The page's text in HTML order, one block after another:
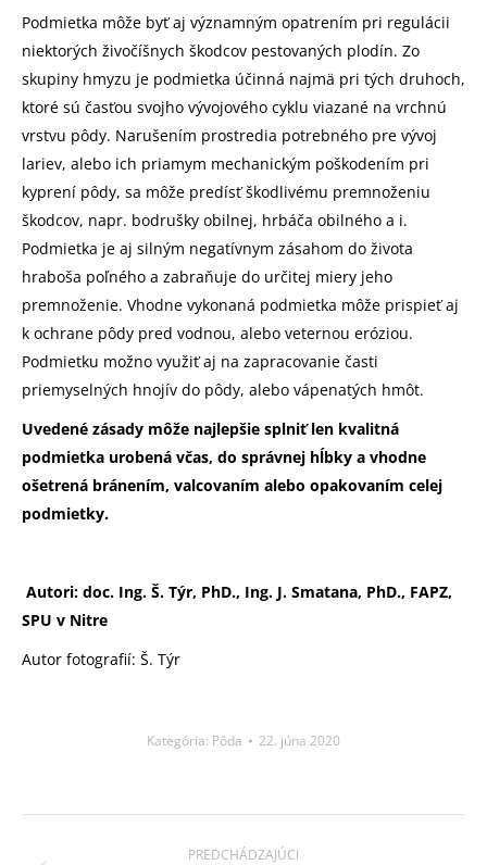
Podmietka môže byť aj významným opatrením pri regulácii
niektorých živočíšnych škodcov pestovaných plodín. Zo
skupiny hmyzu je podmietka účinná najmä pri tých druhoch,
ktoré sú časťou svojho vývojového cyklu viazané na vrchnú
vrstvu pôdy. Narušením prostredia potrebného pre vývoj
lariev, alebo ich priamym mechanickým poškodením pri
kyprení pôdy, sa môže predísť škodlivému premnoženiu
škodcov, napr. bodrušky obilnej, hrbáča obilného a i.
Podmietka je aj silným negatívnym zásahom do života
hraboša poľného a zabraňuje do určitej miery jeho
premnoženie. Vhodne vykonaná podmietka môže prispieť aj
k ochrane pôdy pred vodnou, alebo veternou eróziou.
Podmietku možno využiť aj na zapracovanie časti
priemyselných hnojív do pôdy, alebo vápenatých hmôt.
Uvedené zásady môže najlepšie splniť len kvalitná
podmietka urobená včas, do správnej hĺbky a vhodne
ošetrená bránením, valcovaním alebo opakovaním celej
podmietky.
Autori: doc. Ing. Š. Týr, PhD., Ing. J. Smatana, PhD., FAPZ,
SPU v Nitre
Autor fotografií: Š. Týr
Kategória: Pôda 22. júna 2020
PREDCHÁDZAJÚCI